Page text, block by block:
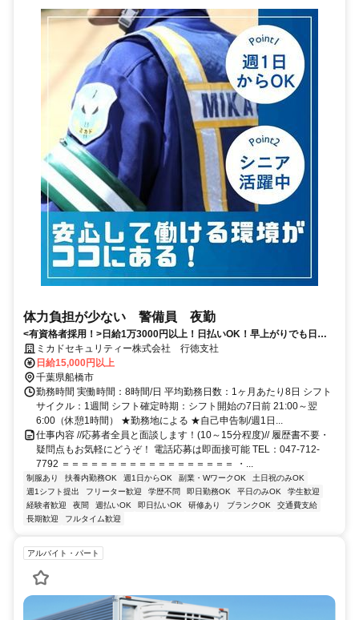
体力負担が少ない 警備員 夜勤
<有資格者採用！>日給1万3000円以上！日払いOK！早上がりでも日給
全額保証！
ミカドセキュリティー株式会社 行徳支社
日給15,000円以上
千葉県船橋市
勤務時間 実働時間：8時間/日 平均勤務日数：1ヶ月あたり8日 シフト
サイクル：1週間 シフト確定時期：シフト開始の7日前 21:00～翌
6:00（休憩1時間） ★勤務地による ★自己申告制/週1日...
仕事内容 //応募者全員と面談します！(10～15分程度)// 履歴書不要・
疑問点もお気軽にどうぞ！ 電話応募は即面接可能 TEL：047-712-
7792 ＝＝＝＝＝＝＝＝＝＝＝＝＝＝＝＝＝＝ ・...
制服あり 扶養内勤務OK 週1日からOK 副業・WワークOK
土日祝のみOK
週1シフト提出
フリーター歓迎 学歴不問 即日勤務OK 平日のみOK
学生歓迎
経験者歓迎
夜間 週払いOK 即日払いOK 研修あり ブランクOK
交通費支給
長期歓迎
フルタイム歓迎
アルバイト・パート